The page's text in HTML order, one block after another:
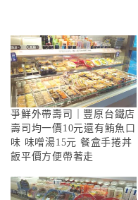
爭鮮外帶壽司｜豐原台鐵店
壽司均一價10元還有鮪魚口
味 味噌湯15元 餐盒手捲丼
飯平價方便帶著走